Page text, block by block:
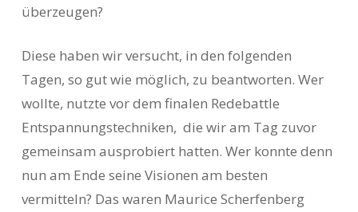
überzeugen?
Diese haben wir versucht, in den folgenden
Tagen, so gut wie möglich, zu beantworten. Wer
wollte, nutzte vor dem finalen Redebattle
Entspannungstechniken, die wir am Tag zuvor
gemeinsam ausprobiert hatten. Wer konnte denn
nun am Ende seine Visionen am besten
vermitteln? Das waren Maurice Scherfenberg